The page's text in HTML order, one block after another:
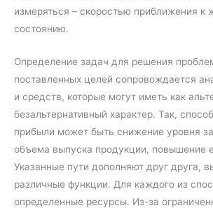
измеряться – скоростью приближения к
состоянию.
Определение задач для решения
поставленных целей сопровождается
и средств, которые могут иметь как
безальтернативный характер. Так,
прибыли может быть снижение уровня
объема выпуска продукции, повышение
Указанные пути дополняют друг друга,
различные функции. Для каждого из
определенные ресурсы. Из-за